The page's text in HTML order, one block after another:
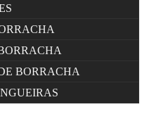
BORRACHA